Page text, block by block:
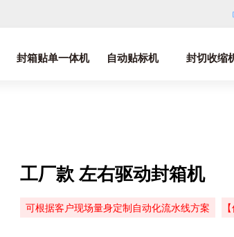
封箱贴单一体机 自动贴标机 封切收缩
工厂款 左右驱动封箱机
可根据客户现场量身定制自动化流水线方案